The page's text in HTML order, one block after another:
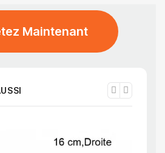
Maintenant